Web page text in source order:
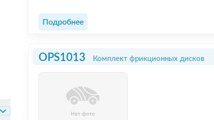
Подробнее
OPS1013 Комплект фрикционных дисков